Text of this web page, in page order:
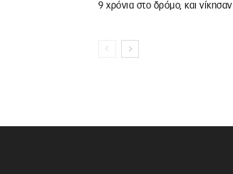
9 χρόνια στο δρόμο, και νίκησαν